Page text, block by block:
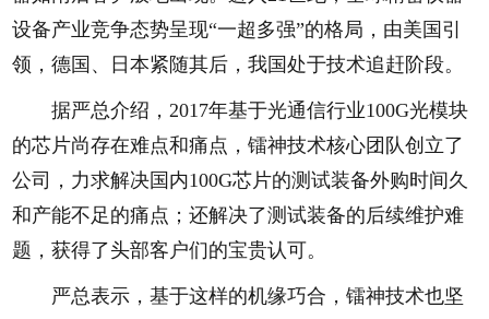
设备产业竞争态势呈现“一超多强”的格局，由美国引
领，德国、日本紧随其后，我国处于技术追赶阶段。
据严总介绍，2017年基于光通信行业100G光模块
的芯片尚存在难点和痛点，镭神技术核心团队创立了
公司，力求解决国内100G芯片的测试装备外购时间久
和产能不足的痛点；还解决了测试装备的后续维护难
题，获得了头部客户们的宝贵认可。
严总表示，基于这样的机缘巧合，镭神技术也坚